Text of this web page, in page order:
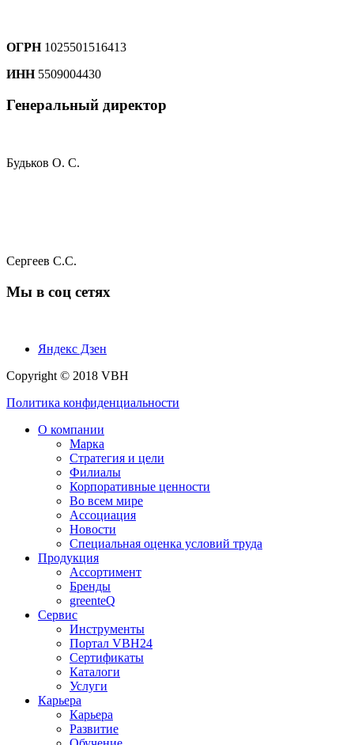
ОГРН1025501516413
ИНН5509004430
Генеральный директор
Будьков О. С.
Сергеев С.С.
Мы в соц сетях
Яндекс Дзен
Copyright © 2018 VBH
Политика конфиденциальности
О компании
Марка
Стратегия и цели
Филиалы
Корпоративные ценности
Во всем мире
Ассоциация
Новости
Специальная оценка условий труда
Продукция
Ассортимент
Бренды
greenteQ
Сервис
Инструменты
Портал VBH24
Сертификаты
Каталоги
Услуги
Карьера
Карьера
Развитие